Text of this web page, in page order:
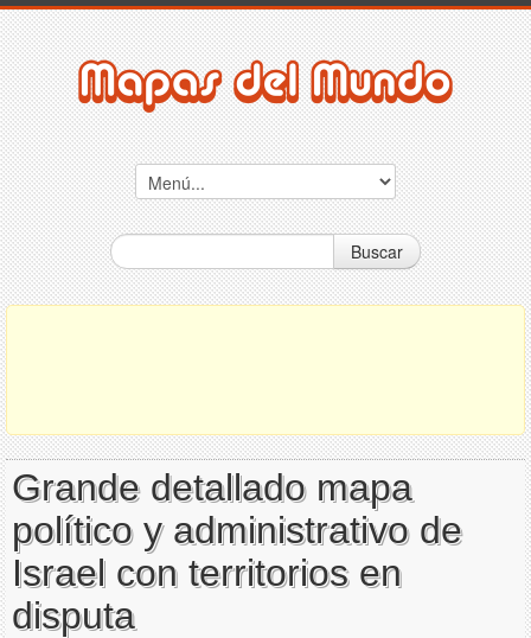
Buscar
Grande detallado mapa
político y administrativo de
Israel con territorios en
disputa